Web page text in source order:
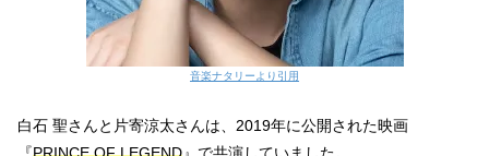
音楽ナタリーより引用
白石 聖さんと片寄涼太さんは、2019年に公開された映画
『PRINCE OF LEGEND』で共演していました。